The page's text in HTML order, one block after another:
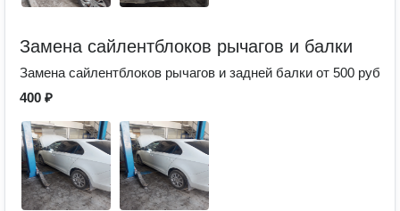
Замена сайлентблоков рычагов и балки
Замена сайлентблоков рычагов и задней балки от 500 руб
400 ₽